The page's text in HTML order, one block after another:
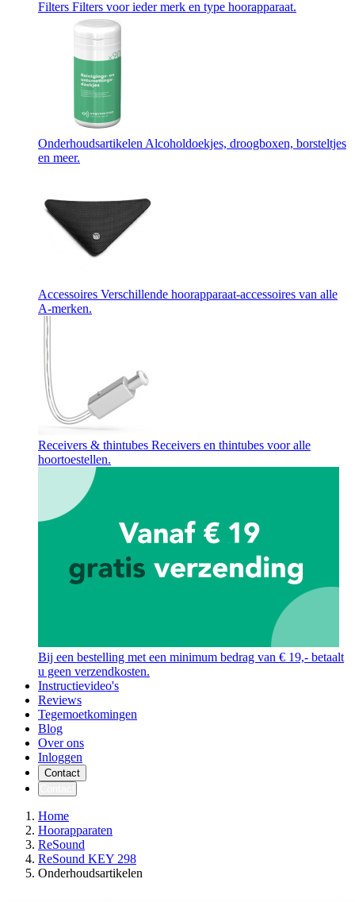
Filters Filters voor ieder merk en type hoorapparaat.
Onderhoudsartikelen Alcoholdoekjes, droogboxen, borsteltjes
en meer.
Accessoires Verschillende hoorapparaat-accessoires van alle
A-merken.
Receivers & thintubes Receivers en thintubes voor alle
hoortoestellen.
Bij een bestelling met een minimum bedrag van € 19,- betaalt
u geen verzendkosten.
Instructievideo's
Reviews
Tegemoetkomingen
Blog
Over ons
Inloggen
Contact
Home
Hoorapparaten
ReSound
ReSound KEY 298
Onderhoudsartikelen